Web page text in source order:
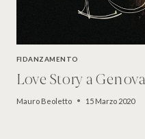
FIDANZAMENTO
Love Story a Genova
Mauro Beoletto 15 Marzo 2020